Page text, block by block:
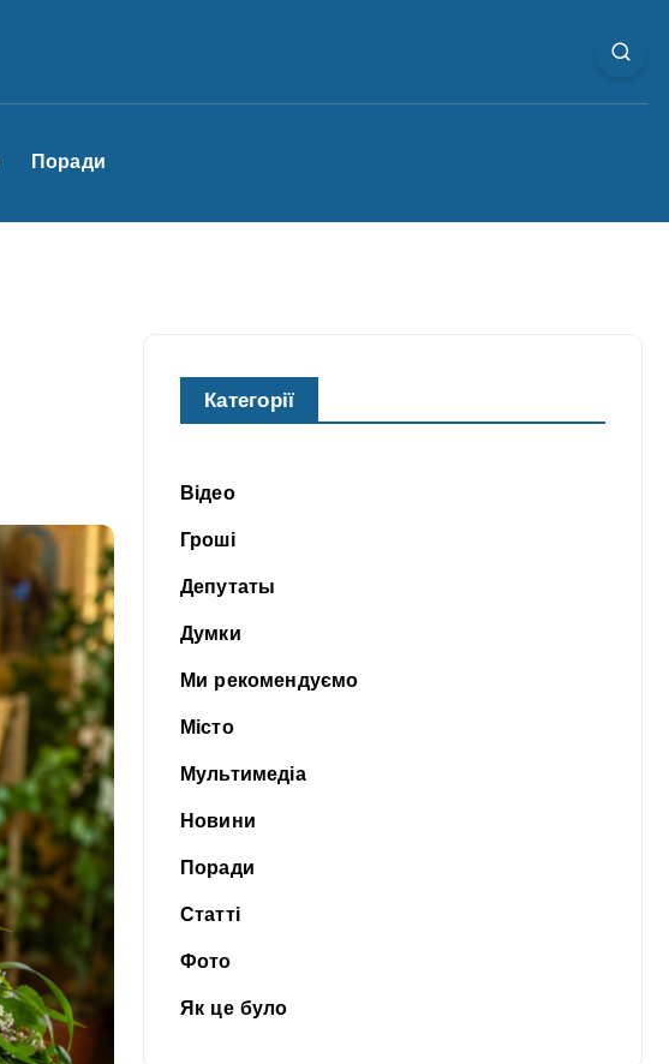
Поради
Категорії
Відео
Гроші
Депутаты
Думки
Ми рекомендуємо
Місто
Мультимедіа
Новини
Поради
Статті
Фото
Як це було